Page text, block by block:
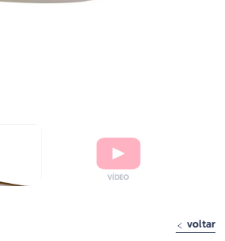
voltar